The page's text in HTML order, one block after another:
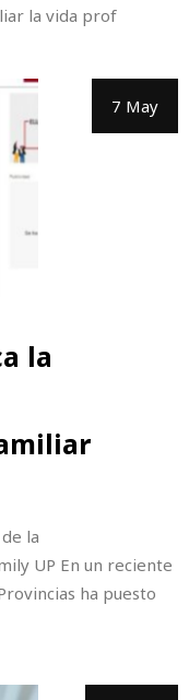
la vida prof
7 May
la
la
UP En un reciente
ha puesto